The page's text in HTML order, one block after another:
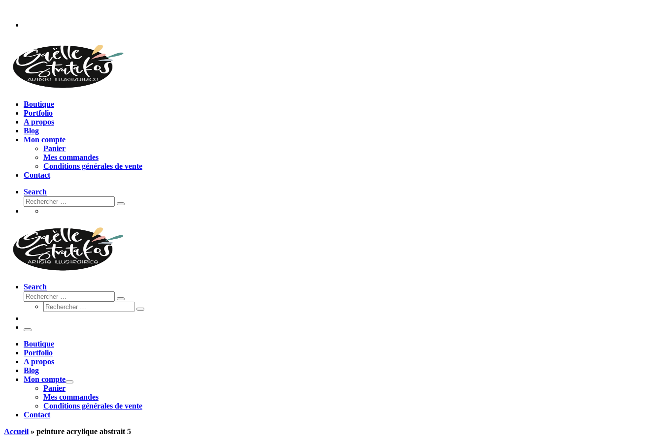
contenu
Boutique
Portfolio
A propos
Blog
Mon compte
Panier
Mes commandes
Conditions générales de vente
Contact
Search
Rechercher
Rechercher
Search
Rechercher
Rechercher
Rechercher
Rechercher
Menu
Boutique
Portfolio
A propos
Blog
Mon compte
Panier
Mes commandes
Conditions générales de vente
Contact
Accueil » peinture acrylique abstrait 5